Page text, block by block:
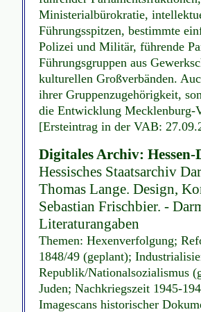
Ministerialbürokratie,
Führungsspitzen, bestimmte
Polizei und Militär, führende
Führungsgruppen aus
kulturellen Großverbänden.
ihrer Gruppenzugehörigkeit,
die Entwicklung Mecklenburg-
[Ersteintrag in der VAB:
Digitales Archiv:
Hessisches Staatsarchiv
Thomas Lange. Design,
Sebastian Frischbier. -
Literaturangaben
Themen: Hexenverfolgung;
1848/49 (geplant);
Republik/Nationalsozialismus
Juden; Nachkriegszeit 1945-
Imagescans historischer